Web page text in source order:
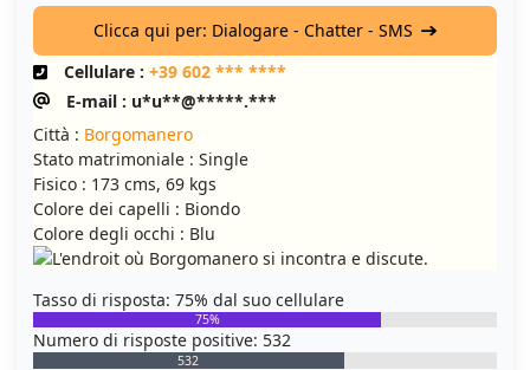
Clicca qui per: Dialogare - Chatter - SMS
Cellulare : +39 602 *** ****
E-mail : u*u**@*****.***
Città : Borgomanero
Stato matrimoniale : Single
Fisico : 173 cms, 69 kgs
Colore dei capelli : Biondo
Colore degli occhi : Blu
Tasso di risposta: 75% dal suo cellulare
75%
Numero di risposte positive: 532
532